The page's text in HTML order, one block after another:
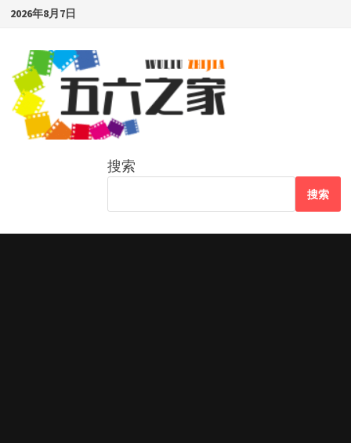
Skip
content
2026年8月7日
搜索
搜索